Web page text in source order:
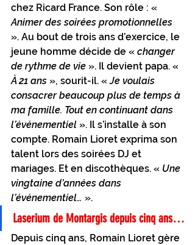
chez Ricard France. Son rôle : «
Animer des soirées promotionnelles
». Au bout de trois ans d’exercice, le
jeune homme décide de « changer
de rythme de vie ». Il devient papa. «
À 21 ans », sourit-il. « Je voulais
consacrer beaucoup plus de temps à
ma famille. Tout en continuant dans
l’événementiel ». Il s’installe à son
compte. Romain Lioret exprima son
talent lors des soirées DJ et
mariages. Et en discothèques. « Une
vingtaine d’années dans
l’événementiel… ».
Laserium de Montargis depuis cinq ans…
Depuis cinq ans, Romain Lioret gère